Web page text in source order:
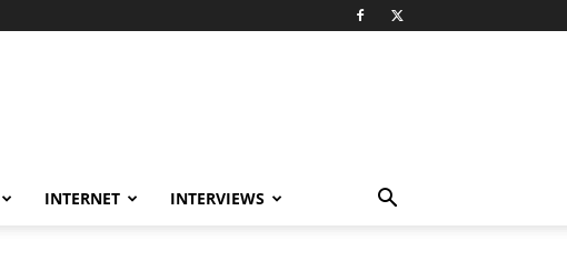
INTERNET INTERVIEWS